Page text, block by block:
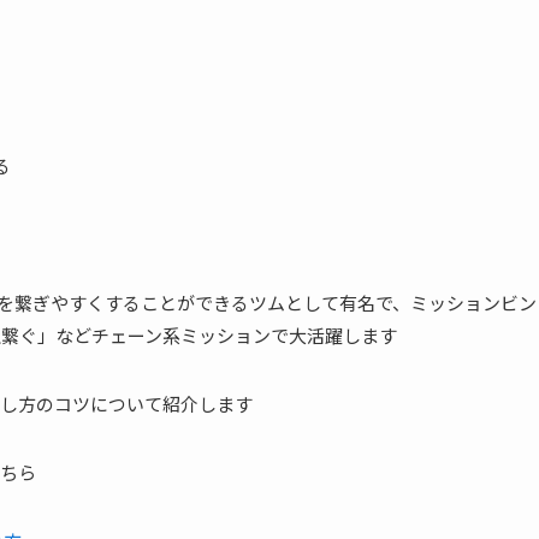
繋ぎやすくすることができるツムとして有名で、ミッションビン
」などチェーン系ミッションで大活躍します
方のコツについて紹介します
ら